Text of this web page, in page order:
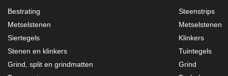
Bestrating
Metselstenen
Siertegels
Stenen en klinkers
Grind, split en grindmatten
Steenstrips
Metselstenen
Klinkers
Tuintegels
Grind